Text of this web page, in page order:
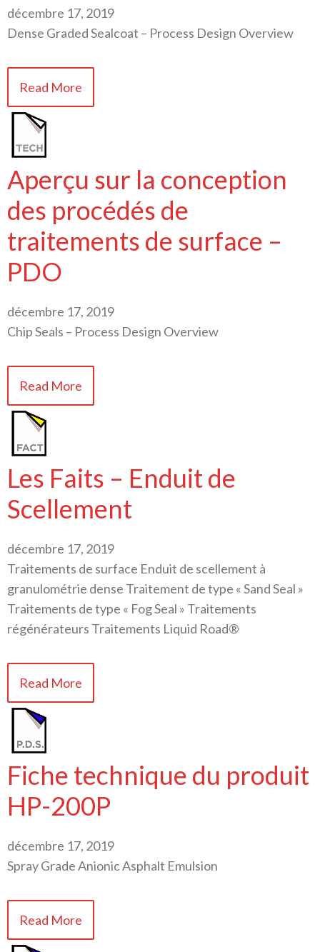
décembre 17, 2019
Dense Graded Sealcoat – Process Design Overview
Read More
Aperçu sur la conception
des procédés de
traitements de surface –
PDO
décembre 17, 2019
Chip Seals – Process Design Overview
Read More
Les Faits – Enduit de
Scellement
décembre 17, 2019
Traitements de surface Enduit de scellement à
granulométrie dense Traitement de type « Sand Seal »
Traitements de type « Fog Seal » Traitements
régénérateurs Traitements Liquid Road®
Read More
Fiche technique du produit
HP-200P
décembre 17, 2019
Spray Grade Anionic Asphalt Emulsion
Read More